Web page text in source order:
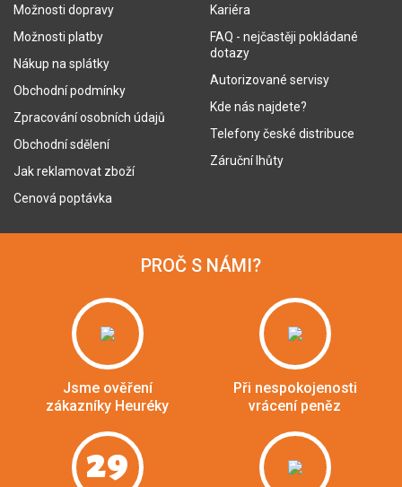
Možnosti dopravy
Možnosti platby
Nákup na splátky
Obchodní podmínky
Zpracování osobních údajů
Obchodní sdělení
Jak reklamovat zboží
Cenová poptávka
Kariéra
FAQ - nejčastěji pokládané
dotazy
Autorizované servisy
Kde nás najdete?
Telefony české distribuce
Záruční lhůty
PROČ S NÁMI?
Jsme ověření
zákazníky Heuréky
Při nespokojenosti
vrácení peněz
29